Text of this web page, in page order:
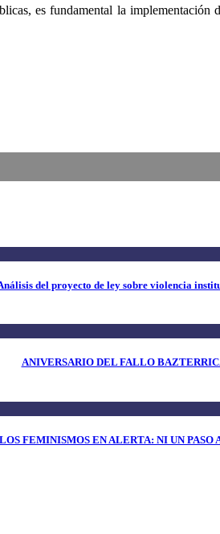
es fundamental la implementación
del proyecto de ley sobre violencia
ANIVERSARIO DEL FALLO
LOS FEMINISMOS EN ALERTA: NI UN PASO